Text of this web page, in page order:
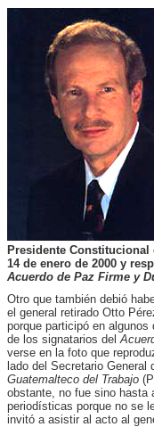
Presidente Constitucional
14 de enero de 2000 y
Acuerdo de Paz Firme y
Otro que también debió
el general retirado Otto
porque participó en
de los signatarios del
verse en la foto que
lado del Secretario
Guatemalteco del Trabajo
obstante, no fue sino hasta
periodísticas porque no se
invitó a asistir al acto al